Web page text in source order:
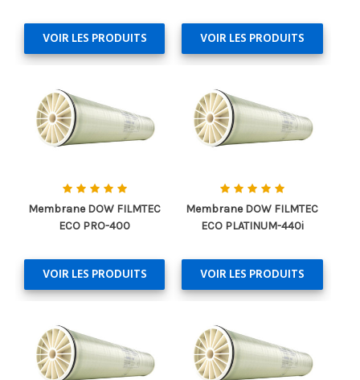
VOIR LES PRODUITS VOIR LES PRODUITS
Membrane DOW FILMTEC
ECO PRO-400
VOIR LES PRODUITS
Membrane DOW FILMTEC
ECO PLATINUM-440i
VOIR LES PRODUITS